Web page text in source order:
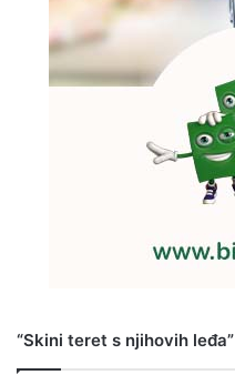
“Skini teret s njihovih leđa”